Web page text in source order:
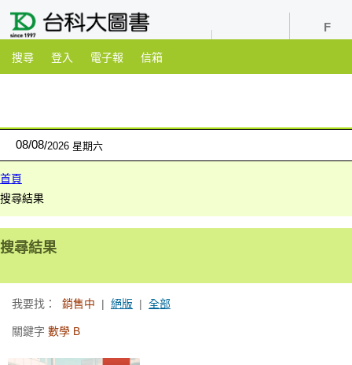
搜尋 登入 電子報 信箱
08/08 2026 星期六
首頁
搜尋結果
搜尋結果
我要找： 銷售中 | 絕版 | 全部
關鍵字 數學 B